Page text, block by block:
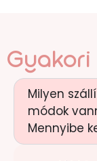
Milyen
módok
Mennyibe